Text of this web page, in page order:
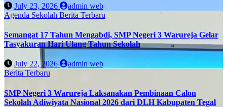
July 23, 2026
admin web
Agenda Sekolah Berita Terbaru
Semangat 17 Tahun Mengabdi, SMP Negeri 3 Warureja Gelar
Tasyakuran Hari Ulang Tahun Sekolah
July 22, 2026
admin web
Berita Terbaru
SMP Negeri 3 Warureja Laksanakan Pembinaan Calon
Sekolah Adiwiyata Nasional 2026 dari DLH Kabupaten Tegal